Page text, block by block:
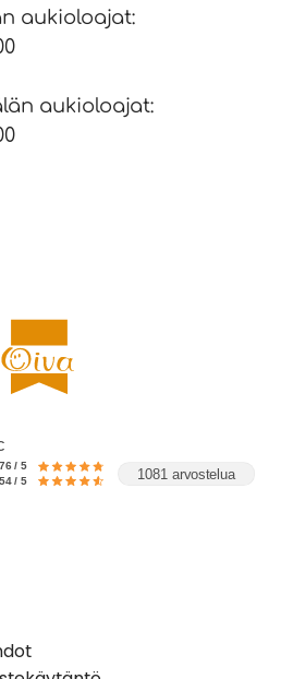
aukioloajat:
aukioloajat:
/ 5
/ 5 1081 arvostelua